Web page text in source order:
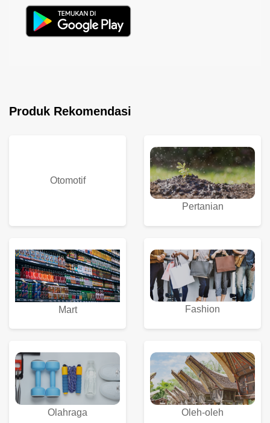
Produk Rekomendasi
Otomotif
Pertanian
Mart Fashion
Olahraga Oleh-oleh